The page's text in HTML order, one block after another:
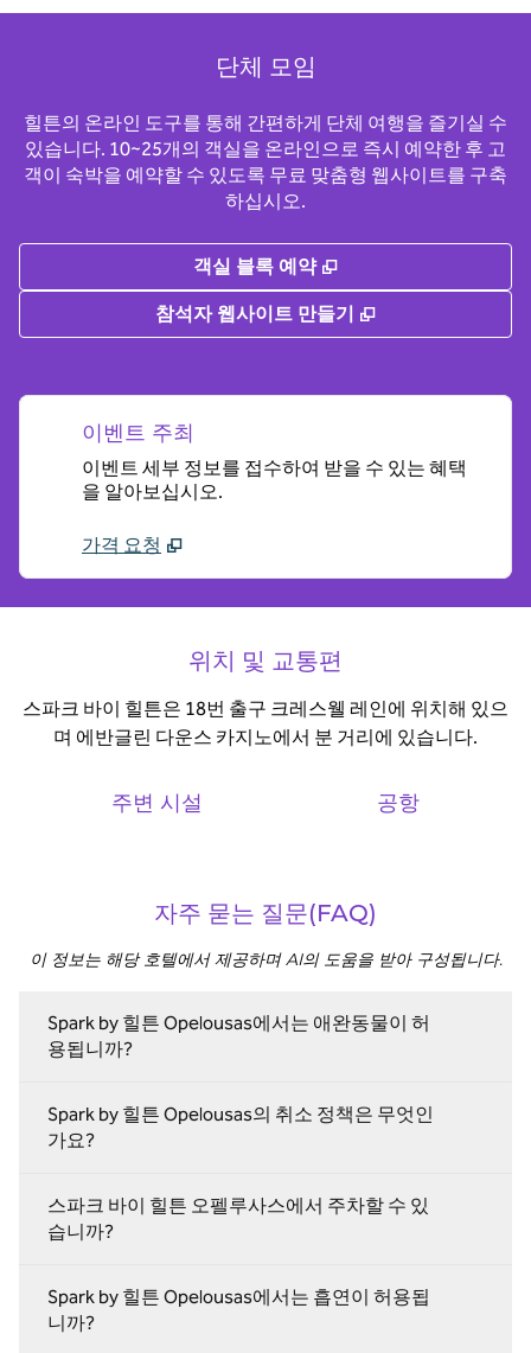
단체 모임
힐튼의 온라인 도구를 통해 간편하게 단체 여행을 즐기실 수
있습니다. 10~25개의 객실을 온라인으로 즉시 예약한 후 고
객이 숙박을 예약할 수 있도록 무료 맞춤형 웹사이트를 구축
하십시오.
객실 블록 예약 ,
참석자 웹사이트 만들기 ,
이벤트 주최
이벤트 세부 정보를 접수하여 받을 수 있는 혜택
을 알아보십시오.
가격 요청
위치 및 교통편
스파크 바이 힐튼은 18번 출구 크레스웰 레인에 위치해 있으
며 에반글린 다운스 카지노에서 분 거리에 있습니다.
주변 시설 공항
자주 묻는 질문(FAQ)
이 정보는 해당 호텔에서 제공하며 AI의 도움을 받아 구성됩니다.
Spark by 힐튼 Opelousas에서는 애완동물이 허
용됩니까?
Spark by 힐튼 Opelousas의 취소 정책은 무엇인
가요?
스파크 바이 힐튼 오펠루사스에서 주차할 수 있
습니까?
Spark by 힐튼 Opelousas에서는 흡연이 허용됩
니까?